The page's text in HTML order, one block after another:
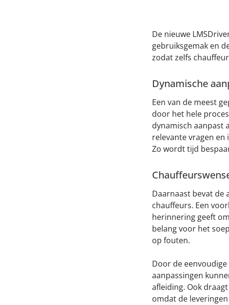
De nieuwe
gebruiksgemak en
zodat zelfs
Dynamische
Een van de meest
door het hele
dynamisch aanpast
relevante vragen
Zo wordt tijd
Daarnaast bevat de
chauffeurs. Een
herinnering geeft
belang voor het
op fouten.
Door de
aanpassingen
afleiding. Ook
omdat de